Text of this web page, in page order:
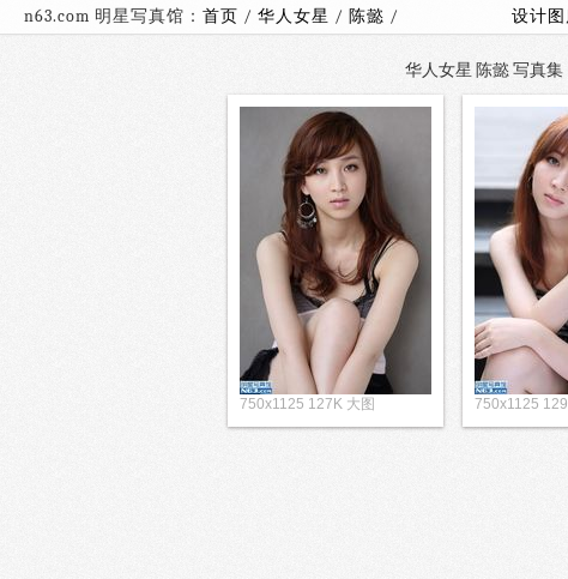
n63.com 明星写真馆： 首页 / 华人女星 / 陈懿 / 设计
华人女星 陈懿 写真
750x1125 127K 大图 750x1125